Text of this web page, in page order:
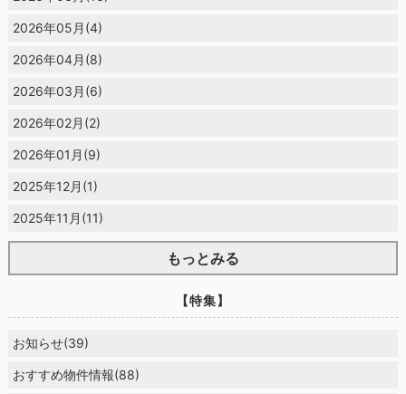
2026年05月(4)
2026年04月(8)
2026年03月(6)
2026年02月(2)
2026年01月(9)
2025年12月(1)
2025年11月(11)
もっとみる
【特集】
お知らせ(39)
おすすめ物件情報(88)